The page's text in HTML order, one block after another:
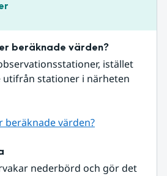
beräknade värden?
istället
utifrån stationer i närheten
beräknade värden?
nederbörd och gör det